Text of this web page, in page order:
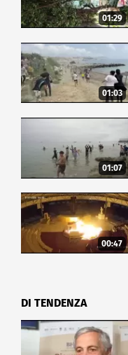
01:29
01:03
01:07
00:47
DI TENDENZA